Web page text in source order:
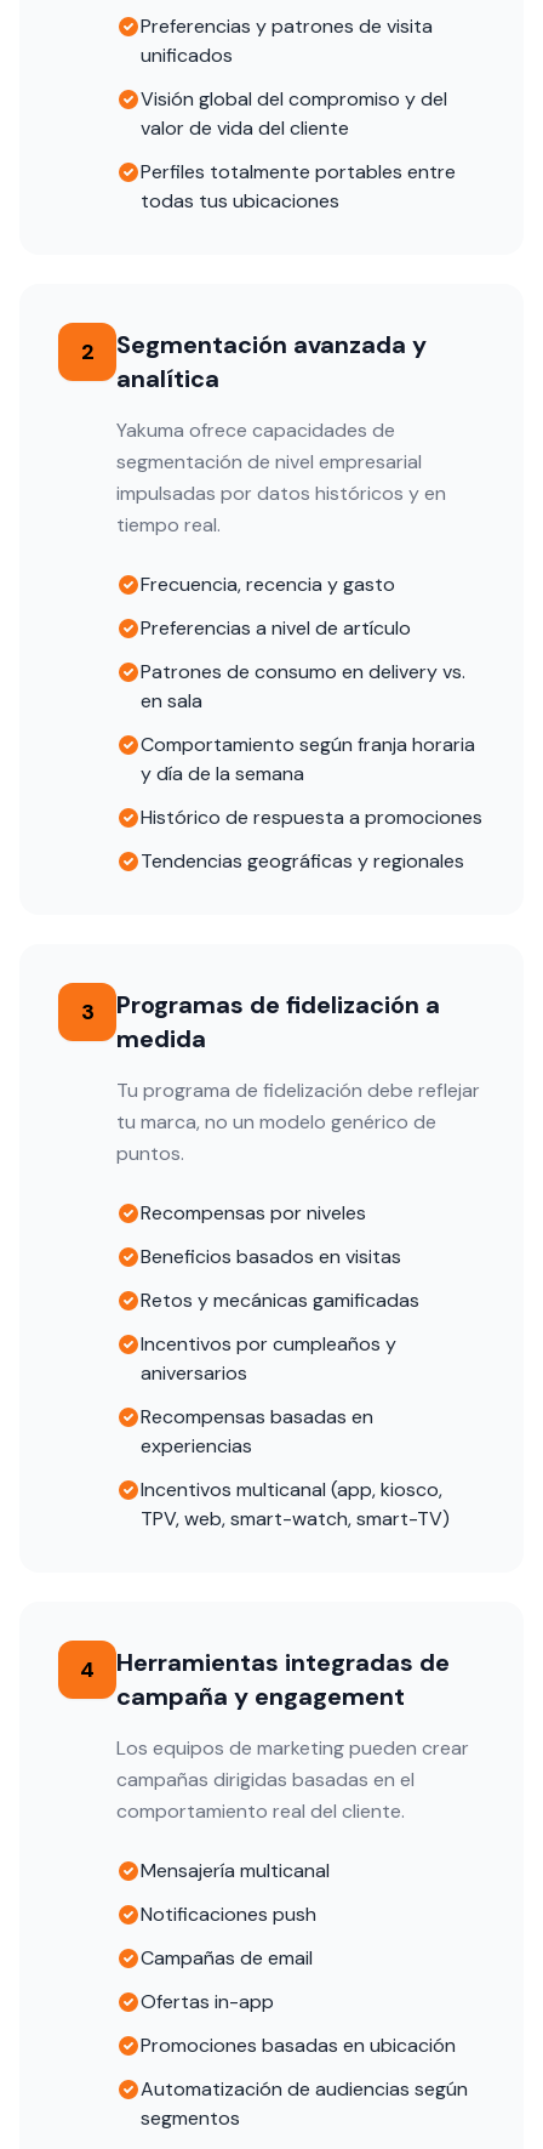
Preferencias y patrones de visita
unificados
Visión global del compromiso y del
valor de vida del cliente
Perfiles totalmente portables entre
todas tus ubicaciones
2
Segmentación avanzada y
analítica
Yakuma ofrece capacidades de
segmentación de nivel empresarial
impulsadas por datos históricos y en
tiempo real.
Frecuencia, recencia y gasto
Preferencias a nivel de artículo
Patrones de consumo en delivery vs.
en sala
Comportamiento según franja horaria
y día de la semana
Histórico de respuesta a promociones
Tendencias geográficas y regionales
3
Programas de fidelización a
medida
Tu programa de fidelización debe reflejar
tu marca, no un modelo genérico de
puntos.
Recompensas por niveles
Beneficios basados en visitas
Retos y mecánicas gamificadas
Incentivos por cumpleaños y
aniversarios
Recompensas basadas en
experiencias
Incentivos multicanal (app, kiosco,
TPV, web, smart-watch, smart-TV)
4
Herramientas integradas de
campaña y engagement
Los equipos de marketing pueden crear
campañas dirigidas basadas en el
comportamiento real del cliente.
Mensajería multicanal
Notificaciones push
Campañas de email
Ofertas in-app
Promociones basadas en ubicación
Automatización de audiencias según
segmentos